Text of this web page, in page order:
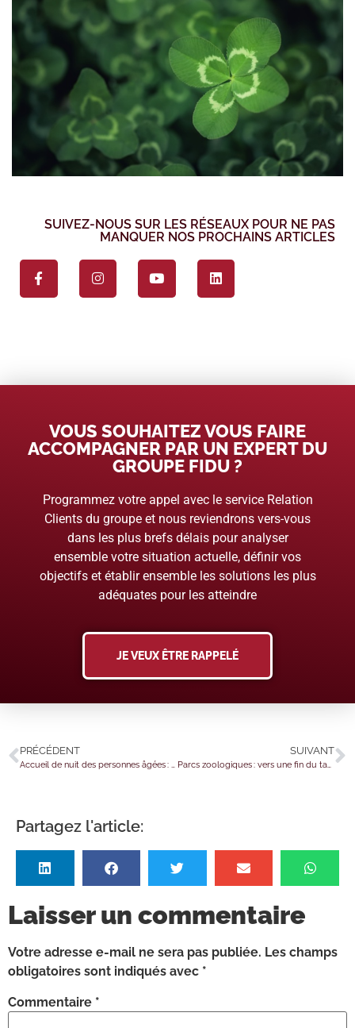
SUIVEZ-NOUS SUR LES RÉSEAUX POUR NE PAS
MANQUER NOS PROCHAINS ARTICLES
VOUS SOUHAITEZ VOUS FAIRE
ACCOMPAGNER PAR UN EXPERT DU
GROUPE FIDU ?
Programmez votre appel avec le service Relation
Clients du groupe et nous reviendrons vers-vous
dans les plus brefs délais pour analyser
ensemble votre situation actuelle, définir vos
objectifs et établir ensemble les solutions les plus
adéquates pour les atteindre
JE VEUX ÊTRE RAPPELÉ
PRÉCÉDENT
Accueil de nuit des personnes âgées : lancement de l’expérimentation
SUIVANT
Parcs zoologiques : vers une fin du taux réduit de TVA ?
Partagez l'article:
Laisser un commentaire
Votre adresse e-mail ne sera pas publiée. Les champs
obligatoires sont indiqués avec *
Commentaire *